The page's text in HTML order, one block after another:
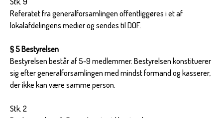
Referatet fra generalforsamlingen offentliggøres i et af
lokalafdelingens medier og sendes til DOF.
§ 5 Bestyrelsen
Bestyrelsen består af 5-9 medlemmer. Bestyrelsen konstituerer
sig efter generalforsamlingen med mindst formand og kasserer,
der ikke kan være samme person.
Stk. 2